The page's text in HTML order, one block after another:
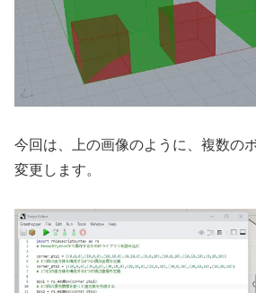
今回は、上の画像のように、複数の
変更します。